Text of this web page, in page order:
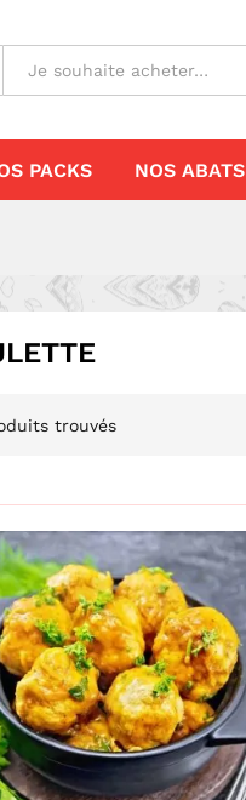
PACKS NOS ABATS
trouvés